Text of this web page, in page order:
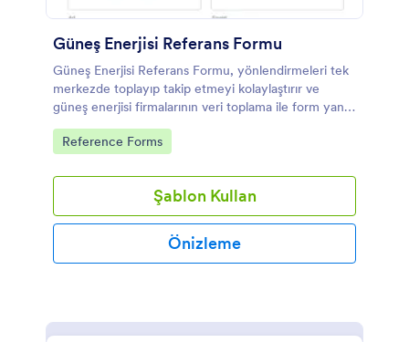
Güneş Enerjisi Referans Formu
Güneş Enerjisi Referans Formu, yönlendirmeleri tek
merkezde toplayıp takip etmeyi kolaylaştırır ve
güneş enerjisi firmalarının veri toplama ile form yanıtı
yönetimini daha düzenli yürütmesine yardımcı olur.
Go to Category:
Reference Forms
Şablon Kullan
Önizleme